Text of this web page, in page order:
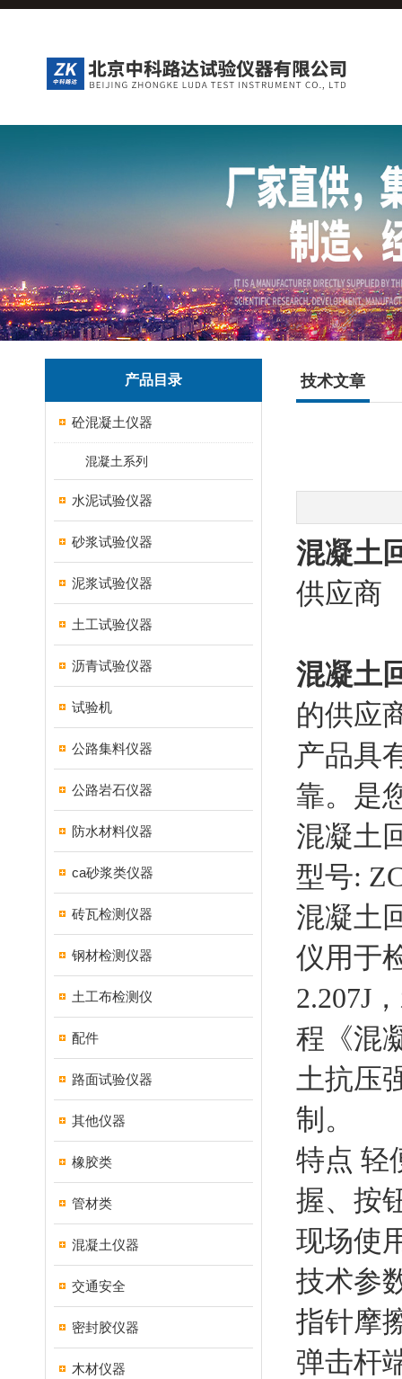
产品目录
砼混凝土仪器
混凝土系列
水泥试验仪器
砂浆试验仪器
泥浆试验仪器
土工试验仪器
沥青试验仪器
试验机
公路集料仪器
公路岩石仪器
防水材料仪器
ca砂浆类仪器
砖瓦检测仪器
钢材检测仪器
土工布检测仪
配件
路面试验仪器
其他仪器
橡胶类
管材类
混凝土仪器
交通安全
密封胶仪器
木材仪器
技术文章
混凝土
供应商
混凝土
的供应
产品具
靠。是
混凝土
型号:
混凝土
仪用于
2.207J
程《混
土抗压
制。
特点 轻
握、按
现场使
技术参
指针摩
弹击杆